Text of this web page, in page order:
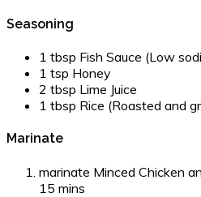
Seasoning
1 tbsp Fish Sauce (Low
1 tsp Honey
2 tbsp Lime Juice
1 tbsp Rice (Roasted and
Marinate
marinate Minced Chicken
15 mins